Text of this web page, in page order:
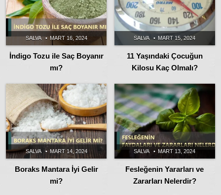
SALVA MART 16, 2024
İndigo Tozu ile Saç Boyanır
mı?
SALVA MART 15, 2024
11 Yaşındaki Çocuğun
Kilosu Kaç Olmalı?
SALVA MART 14, 2024
Boraks Mantara İyi Gelir
mi?
SALVA MART 13, 2024
Fesleğenin Yararları ve
Zararları Nelerdir?